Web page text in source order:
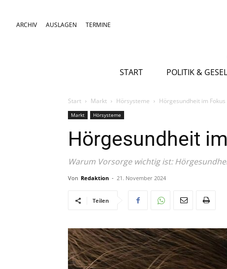
ARCHIV AUSLAGEN TERMINE
START POLITIK &
Start Markt Hörsysteme Hörgesundheit im Fokus
Markt Hörsysteme
Hörgesundheit
Warum Vorsorge wichtig ist:
Von Redaktion - 21. November 2024
Teilen